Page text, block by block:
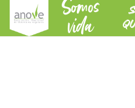
Somos
vida